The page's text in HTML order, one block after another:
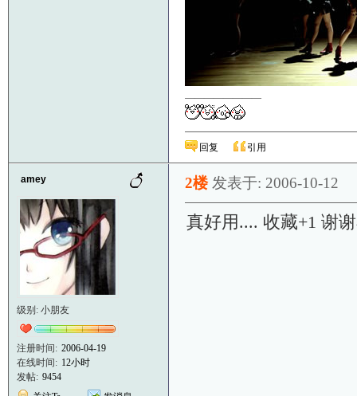
————————
回复 引用
amey
级别: 小朋友
注册时间: 2006-04-19
在线时间: 12小时
发帖: 9454
2楼 发表于: 2006-10-12
真好用.... 收藏+1 谢